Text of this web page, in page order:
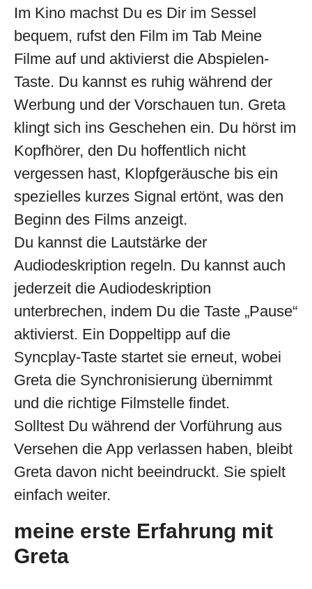
Im Kino machst Du es Dir im Sessel
bequem, rufst den Film im Tab Meine
Filme auf und aktivierst die Abspielen-
Taste. Du kannst es ruhig während der
Werbung und der Vorschauen tun. Greta
klingt sich ins Geschehen ein. Du hörst im
Kopfhörer, den Du hoffentlich nicht
vergessen hast, Klopfgeräusche bis ein
spezielles kurzes Signal ertönt, was den
Beginn des Films anzeigt.
Du kannst die Lautstärke der
Audiodeskription regeln. Du kannst auch
jederzeit die Audiodeskription
unterbrechen, indem Du die Taste „Pause“
aktivierst. Ein Doppeltipp auf die
Syncplay-Taste startet sie erneut, wobei
Greta die Synchronisierung übernimmt
und die richtige Filmstelle findet.
Solltest Du während der Vorführung aus
Versehen die App verlassen haben, bleibt
Greta davon nicht beeindruckt. Sie spielt
einfach weiter.
meine erste Erfahrung mit
Greta